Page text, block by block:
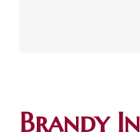
Brandy